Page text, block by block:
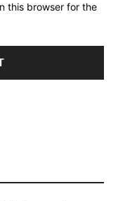
this browser for the